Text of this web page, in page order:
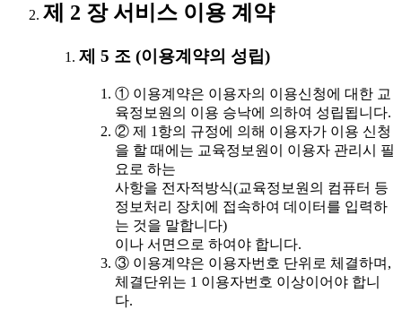
제 2 장 서비스 이용 계약
제 5 조 (이용계약의 성립)
① 이용계약은 이용자의 이용신청에 대한 교
육정보원의 이용 승낙에 의하여 성립됩니다.
② 제 1항의 규정에 의해 이용자가 이용 신청
을 할 때에는 교육정보원이 이용자 관리시 필
요로 하는
사항을 전자적방식(교육정보원의 컴퓨터 등
정보처리 장치에 접속하여 데이터를 입력하
는 것을 말합니다)
이나 서면으로 하여야 합니다.
③ 이용계약은 이용자번호 단위로 체결하며,
체결단위는 1 이용자번호 이상이어야 합니
다.